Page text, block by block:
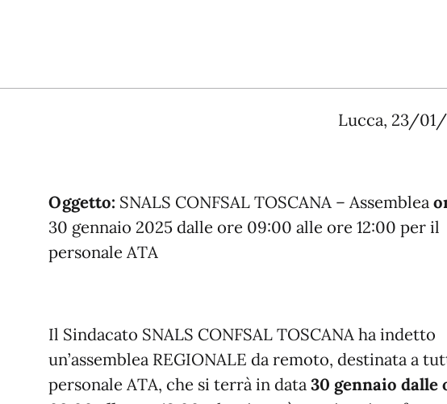
Lucca, 23/
Oggetto: SNALS CONFSAL TOSCANA – Assemblea
30 gennaio 2025 dalle ore 09:00 alle ore 12:00 per il
personale ATA
Il Sindacato SNALS CONFSAL TOSCANA ha indetto
un’assemblea REGIONALE da remoto, destinata a
personale ATA, che si terrà in data30 gennaio dalle